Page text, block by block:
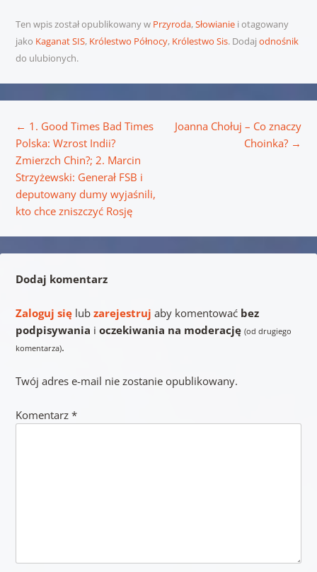
Ten wpis został opublikowany w Przyroda,Słowianiei otagowany
jako Kaganat SIS, Królestwo Północy, Królestwo Sis. Dodaj odnośnik
do ulubionych.
← 1. Good Times Bad Times
Polska: Wzrost Indii?
Zmierzch Chin?; 2. Marcin
Strzyżewski: Generał FSB i
deputowany dumy wyjaśnili,
kto chce zniszczyć Rosję
Joanna Chołuj – Co znaczy
Choinka? →
Dodaj komentarz
Zaloguj sięlub zarejestruj aby komentować bez
podpisywania i oczekiwania na moderację (od drugiego
komentarza).
Twój adres e-mail nie zostanie opublikowany.
Komentarz *